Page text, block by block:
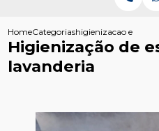
HomeCategoriashigienizacao
Higienização de
lavanderia